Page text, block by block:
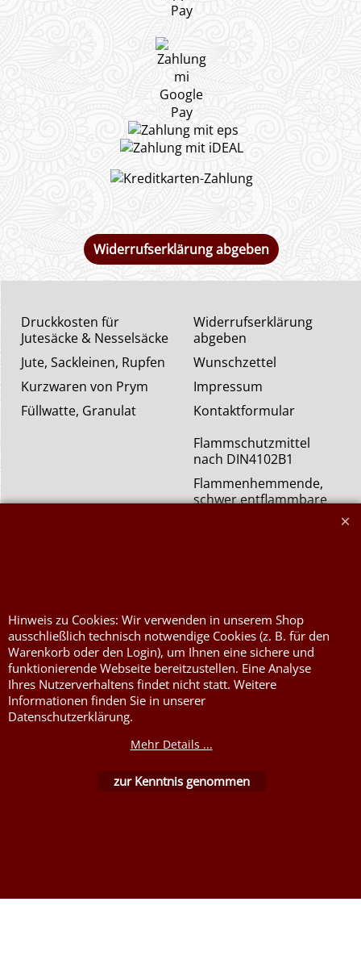
Widerrufserklärung abgeben
Widerrufserklärung
abgeben
Wunschzettel
Impressum
Kontaktformular
Druckkosten für
Jutesäcke & Nesselsäcke
Jute, Sackleinen, Rupfen
Kurzwaren von Prym
Füllwatte, Granulat
Flammschutzmittel
nach DIN4102B1
Flammenhemmende,
schwer entflammbare
WebShop erstellt mit ShopFactory Shop Software.
Hinweis zu Cookies: Wir verwenden in unserem Shop
ausschließlich technisch notwendige Cookies (z. B. für den
Warenkorb oder den Login), um Ihnen eine sichere und
funktionierende Webseite bereitzustellen. Eine Analyse
Ihres Nutzerverhaltens findet nicht statt. Weitere
Informationen finden Sie in unserer
Datenschutzerklärung.
Mehr Details ...
zur Kenntnis genommen